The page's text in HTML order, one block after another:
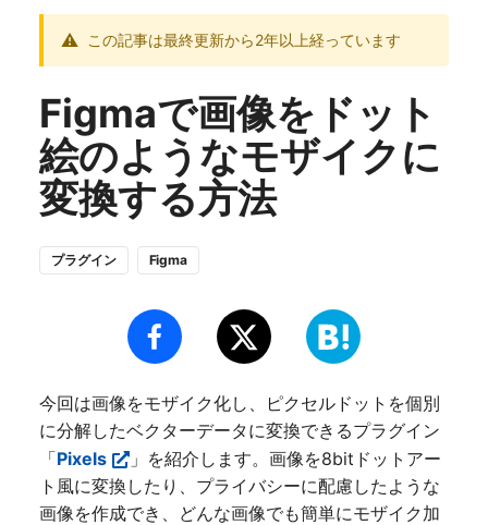
この記事は最終更新から2年以上経っています
Figmaで画像をドット
絵のようなモザイクに
変換する方法
プラグイン Figma
今回は画像をモザイク化し、ピクセルドットを個別
に分解したベクターデータに変換できるプラグイン
「Pixels
」を紹介します。画像を8bitドットアー
ト風に変換したり、プライバシーに配慮したような
画像を作成でき、どんな画像でも簡単にモザイク加